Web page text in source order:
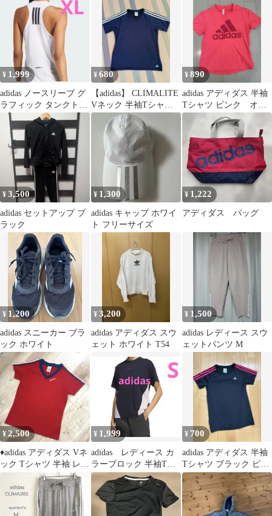
¥ 1,999
adidas ノースリーブ グ
ラフィック タンクトッ
プ 値下げ不可
¥680
【adidas】 CLIMALITE
Vネック 半袖Tシャツ
ネイビー M
¥890
adidas アディダス 半袖
Tシャツ ピンク オレ
ンジ
¥3,500
adidas セットアップ ブ
ラック
¥ 1,300
adidas キャップ ホワイ
ト フリーサイズ
¥ 1,222
アディダス バッグ
¥ 1,200
adidas スニーカー ブラ
ック ホワイト
¥3,200
adidas アディダス スウ
ェット ホワイト T54
¥ 1,500
adidas レディース スウ
ェットパンツ M
¥2,500
♦︎adidas アディダス Vネ
ック Tシャツ 半袖 レッ
ド♦︎サッカーＴシャツ
¥ 1,999
adidas レディース カ
ラーブロック 半袖Tシ
ャツ 値下げ不可
¥ 700
adidas アディダス 半袖
Tシャツ ブラック ピン
ク